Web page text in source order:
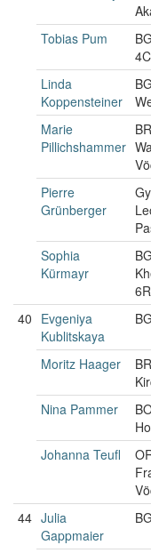
Tobias Pum
4C
Linda
Koppensteiner
Marie
Pillichshammer
Pierre
Grünberger
Sophia
Kürmayr
40 Evgeniya
Kublitskaya
Moritz Haager
Nina Pammer
Johanna Teufl
44 Julia
Gappmaier